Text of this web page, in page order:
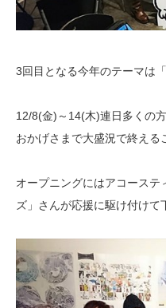
3回目となる今年のテーマは
12/8(金)～14(木)連日多くの
おかげさまで大盛況で終える
オープニングにはアコーステ
ズ」さんが応援に駆け付けて